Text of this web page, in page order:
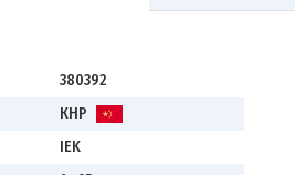
380392
КНР
IEK